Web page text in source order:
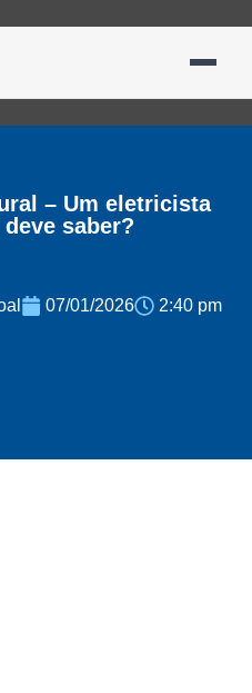
– Um eletricista
saber?
07/01/2026 2:40 pm